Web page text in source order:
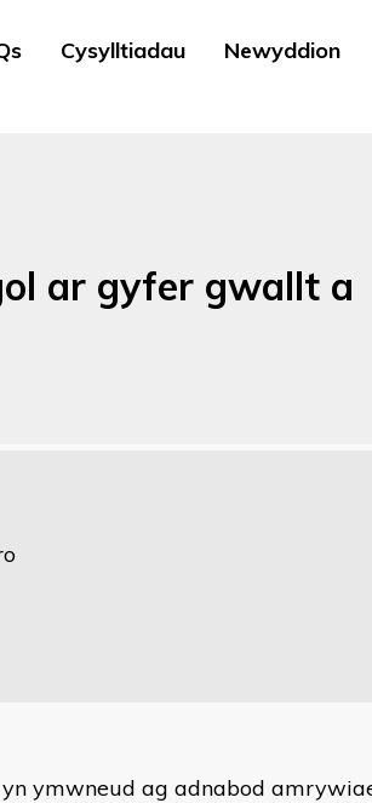
Cysylltiadau Newyddion
ar gyfer gwallt a
yn ymwneud ag adnabod